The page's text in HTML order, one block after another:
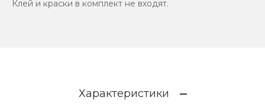
Клей и краски в комплект не входят.
Характеристики